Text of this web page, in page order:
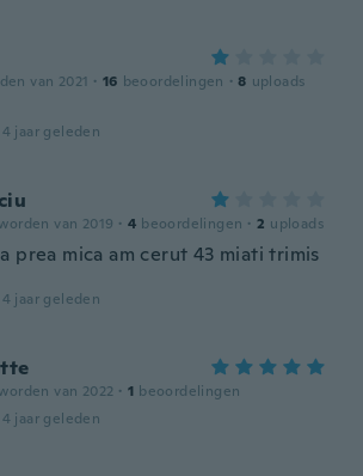
van 2021 · 16 beoordelingen · 8 uploads
jaar geleden
van 2019 · 4 beoordelingen · 2 uploads
prea mica am cerut 43 miati trimis
jaar geleden
van 2022 · 1 beoordelingen
jaar geleden